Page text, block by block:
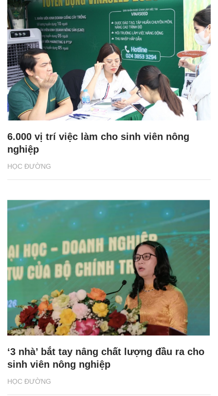
HỌC ĐƯỜNG
6.000 vị trí việc làm cho sinh viên nông
nghiệp
HỌC ĐƯỜNG
‘3 nhà’ bắt tay nâng chất lượng đầu ra cho
sinh viên nông nghiệp